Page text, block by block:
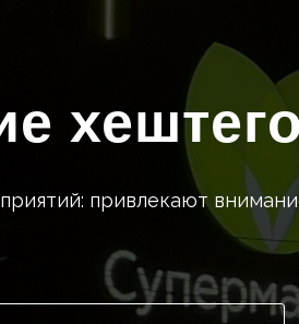
привлекают